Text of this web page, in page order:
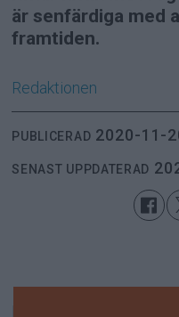
är senfärdiga med
framtiden.
Redaktionen
PUBLICERAD 2020-11-
SENAST UPPDATERAD